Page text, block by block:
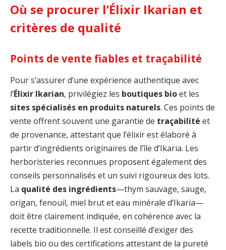
Où se procurer l’Élixir Ikarian et
critères de qualité
Points de vente fiables et traçabilité
Pour s’assurer d’une expérience authentique avec
l’Élixir Ikarian, privilégiez les boutiques bioet les
sites spécialisés en produits naturels. Ces points de
vente offrent souvent une garantie de traçabilité et
de provenance, attestant que l’élixir est élaboré à
partir d’ingrédients originaires de l’île d’Ikaria. Les
herboristeries reconnues proposent également des
conseils personnalisés et un suivi rigoureux des lots.
La qualité des ingrédients—thym sauvage, sauge,
origan, fenouil, miel brut et eau minérale d’Ikaria—
doit être clairement indiquée, en cohérence avec la
recette traditionnelle. Il est conseillé d’exiger des
labels bio ou des certifications attestant de la pureté